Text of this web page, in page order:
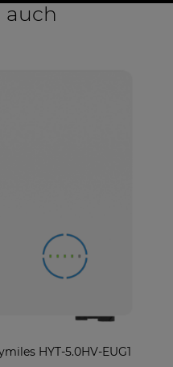
auch
HYT-5.0HV-EUG1